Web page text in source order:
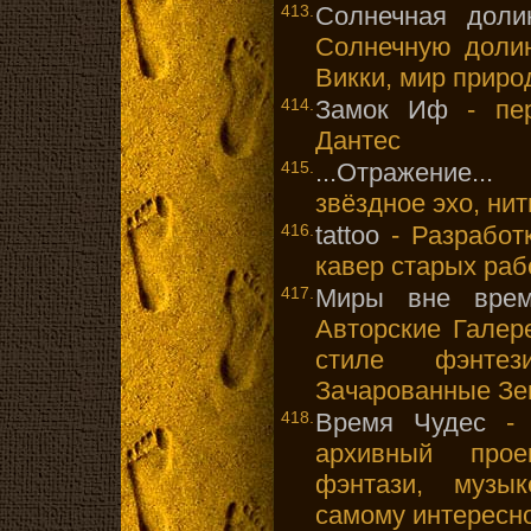
413. Солнечная
Солнечную
Викки, мир
414. Замок Иф -
Дантес
415. ...Отражение...
звёздное эхо,
416. tattoo -
кавер старых
417. Миры вне
Авторские
стиле
Зачарованные
418. Время Чудес -
архивный
фэнтази,
самому